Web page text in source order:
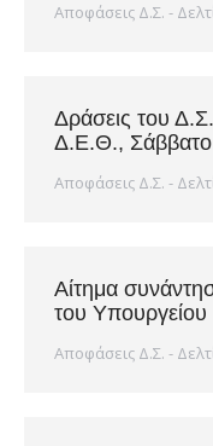
Αποφάσεις Δ.Σ. -
Δράσεις του
Δ.Ε.Θ., Σάββατο
Αποφάσεις Δ.Σ. -
Αίτημα
του Υπουργείου
Αποφάσεις Δ.Σ. -